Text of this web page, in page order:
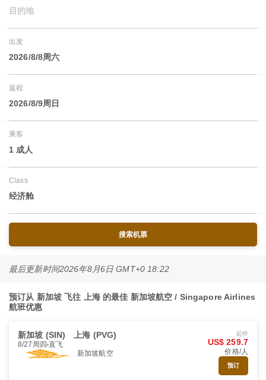
目的地
出发
2026/8/8周六
返程
2026/8/9周日
乘客
1 成人
Class
经济舱
搜索机票
最后更新时间2026年8月6日 GMT+0 18:22
预订从 新加坡 飞往 上海 的最佳 新加坡航空 / Singapore Airlines
航班优惠
新加坡 (SIN) 上海 (PVG)
8/27周四 直飞
新加坡航空
起价
US$ 259.7
价格/人
预订